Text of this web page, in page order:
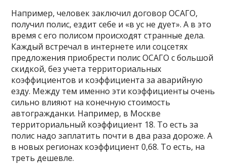
Например, человек заключил договор ОСАГО,
получил полис, ездит себе и «в ус не дует». А в это
время с его полисом происходят странные дела.
Каждый встречал в интернете или соцсетях
предложения приобрести полис ОСАГО с большой
скидкой, без учета территориальных
коэффициентов и коэффициента за аварийную
езду. Между тем именно эти коэффициенты очень
сильно влияют на конечную стоимость
автогражданки. Например, в Москве
территориальный коэффициент 18. То есть за
полис надо заплатить почти в два раза дороже. А
в новых регионах коэффициент 0,68. То есть, на
треть дешевле.